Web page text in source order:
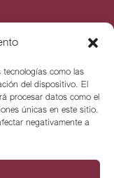
tecnologías como las
del dispositivo. El
procesar datos como el
únicas en este sitio.
negativamente a